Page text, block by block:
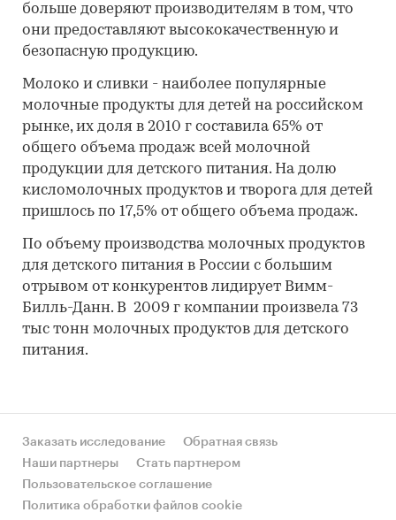
больше доверяют производителям в том, что
они предоставляют высококачественную и
безопасную продукцию.
Молоко и сливки - наиболее популярные
молочные продукты для детей на российском
рынке, их доля в 2010 г составила 65% от
общего объема продаж всей молочной
продукции для детского питания. На долю
кисломолочных продуктов и творога для детей
пришлось по 17,5% от общего объема продаж.
По объему производства молочных продуктов
для детского питания в России с большим
отрывом от конкурентов лидирует Вимм-
Билль-Данн. В 2009 г компании произвела 73
тыс тонн молочных продуктов для детского
питания.
Заказать исследование
Обратная связь
Наши партнеры
Стать партнером
Пользовательское соглашение
Политика обработки файлов cookie